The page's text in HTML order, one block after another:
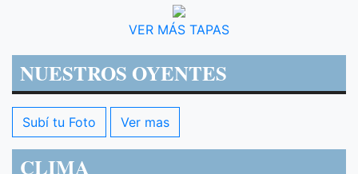
VER MÁS TAPAS
NUESTROS OYENTES
Subí tu Foto Ver mas
CLIMA